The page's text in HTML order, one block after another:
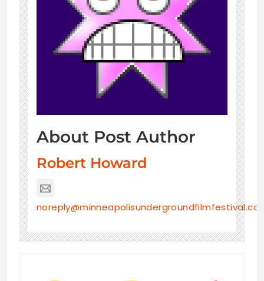
About Post Author
Robert Howard